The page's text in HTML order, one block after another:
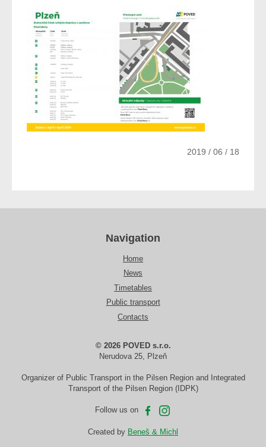
2019 / 06 / 18
Navigation
Home
News
Timetables
Public transport
Contacts
© 2026 POVED s.r.o.
Nerudova 25, Plzeň
Organizer of Public Transport in the Pilsen Region and Integrated
Transport of the Pilsen Region (IDPK)
Follow us on
Created by Beneš & Michl